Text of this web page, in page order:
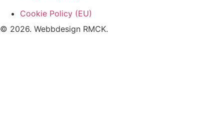
Cookie Policy (EU)
© 2026. Webbdesign RMCK.